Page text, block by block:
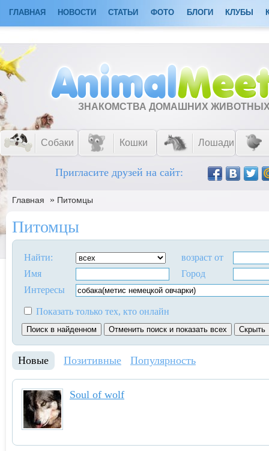
ГЛАВНАЯ НОВОСТИ СТАТЬИ ФОТО БЛОГИ КЛУБЫ
ЗНАКОМСТВА ДОМАШНИХ
Собаки Кошки Лошади
Пригласите друзей на сайт:
Главная » Питомцы
Питомцы
Найти:
возраст от
Имя
Город
Интересы
Показать только тех, кто онлайн
Новые Позитивные Популярность
Soul of wolf